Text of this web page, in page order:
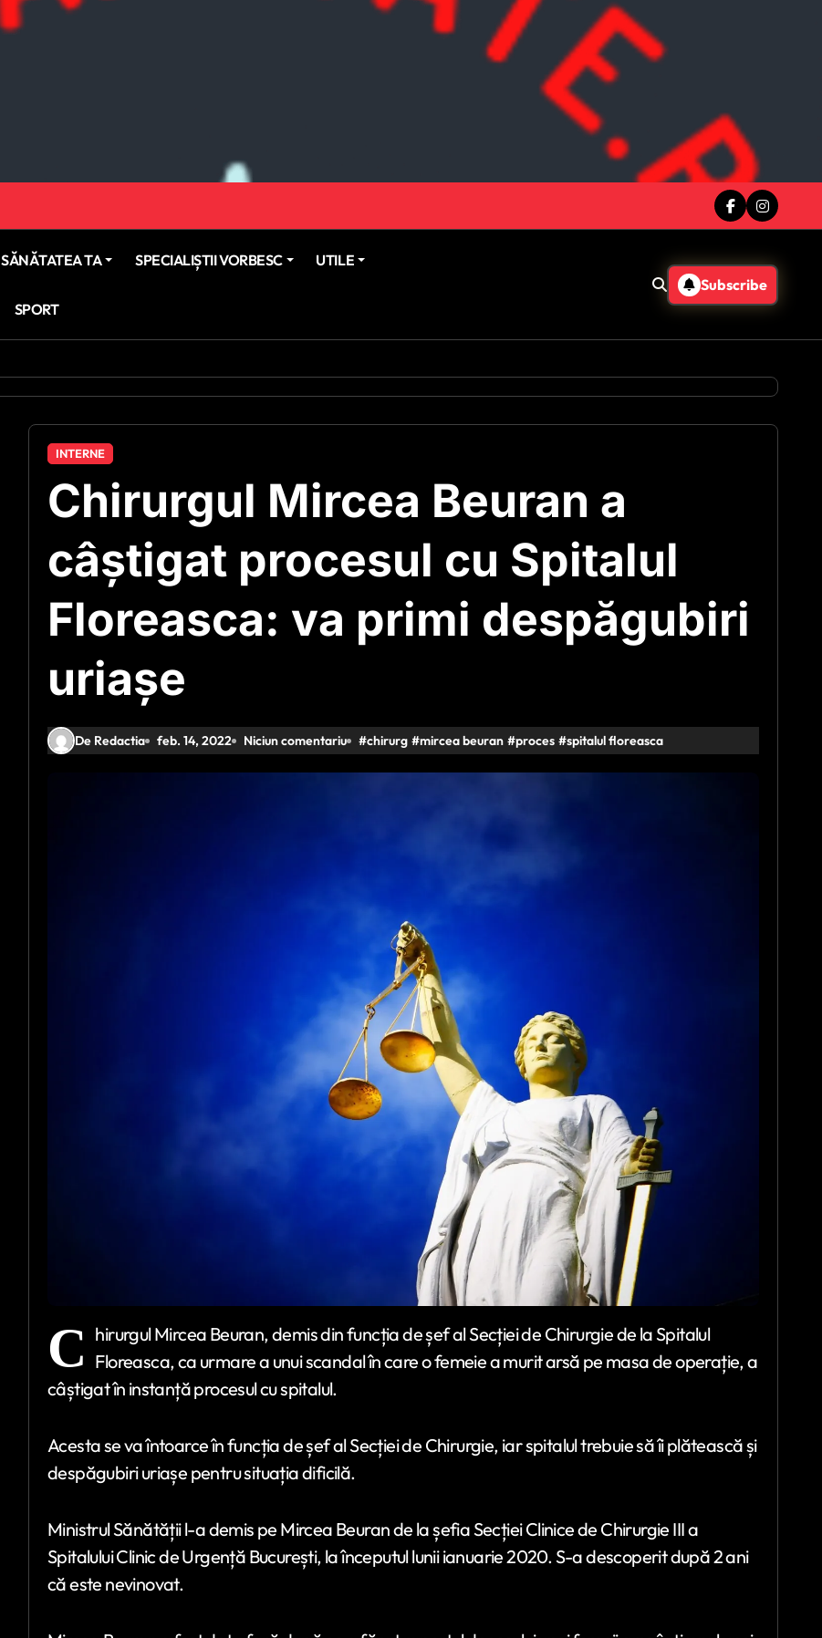
SĂNĂTATEA TA SPECIALIȘTII VORBESC UTILE
SPORT
Subscribe
INTERNE
Chirurgul Mircea Beuran a
câștigat procesul cu Spitalul
Floreasca: va primi despăgubiri
uriașe
De Redactia feb. 14, 2022 Niciun comentariu #chirurg #mircea beuran #proces #spitalul floreasca
C hirurgul Mircea Beuran, demis din funcția de șef al Secției de Chirurgie de la Spitalul
Floreasca, ca urmare a unui scandal în care o femeie a murit arsă pe masa de operație, a
câștigat în instanță procesul cu spitalul.
Acesta se va întoarce în funcția de șef al Secției de Chirurgie, iar spitalul trebuie să îi plătească și
despăgubiri uriașe pentru situația dificilă.
Ministrul Sănătății l-a demis pe Mircea Beuran de la șefia Secției Clinice de Chirurgie III a
Spitalului Clinic de Urgență București, la începutul lunii ianuarie 2020. S-a descoperit după 2 ani
că este nevinovat.